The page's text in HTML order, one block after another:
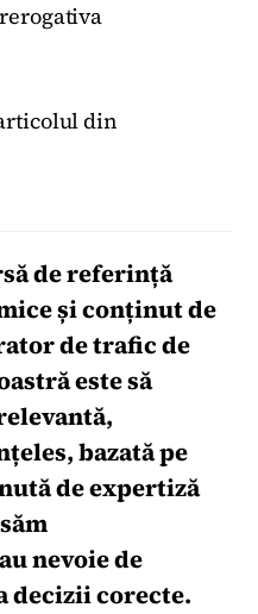
din
de referință
și conținut de
de trafic de
este să
bazată pe
de expertiză
nevoie de
decizii corecte.